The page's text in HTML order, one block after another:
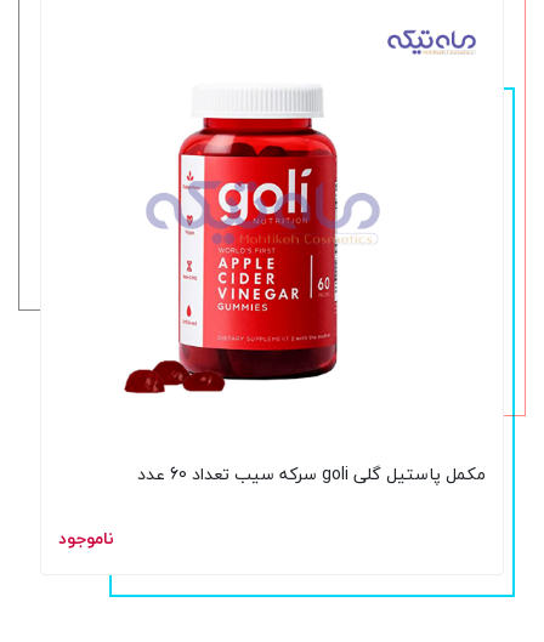
مکمل پاستیل گلی goli سرکه سیب تعداد 60 عدد
ناموجود